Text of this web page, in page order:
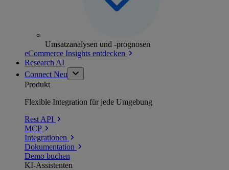
Umsatzanalysen und -prognosen
eCommerce Insights entdecken
Research AI
Connect Neu
Produkt
Flexible Integration für jede Umgebung
Rest API
MCP
Integrationen
Dokumentation
Demo buchen
KI-Assistenten